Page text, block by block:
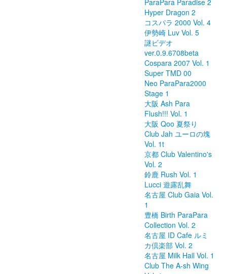
ParaPara Paradise 2
Hyper Dragon 2
コスパラ 2000 Vol. 4
伊勢崎 Luv Vol. 5
謎ビデオ
ver.0.9.6708beta
Cospara 2007 Vol. 1
Super TMD 00
Neo ParaPara2000
Stage 1
大阪 Ash Para
Flush!!! Vol. 1
大阪 Qoo 夏祭り
Club Jah ユーロの塊
Vol. 1t
京都 Club Valentino's
Vol. 2
鈴鹿 Rush Vol. 1
Lucci 遊露乱舞
名古屋 Club Gaia Vol.
1
豊橋 Birth ParaPara
Collection Vol. 2
名古屋 ID Cafe ルミ
カ倶楽部 Vol. 2
名古屋 Milk Hall Vol. 1
Club The A-sh Wing